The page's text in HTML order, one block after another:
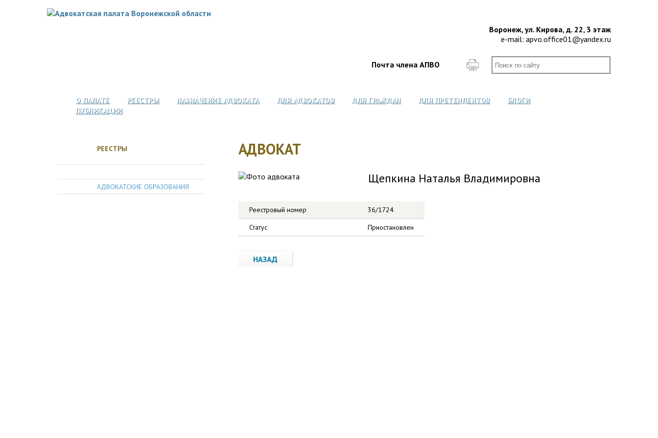
Воронеж, ул. Кирова, д. 22, 3 этаж
e-mail: apvo.office01@yandex.ru
Почта члена АПВО
О ПАЛАТЕ РЕЕСТРЫ НАЗНАЧЕНИЕ АДВОКАТА ДЛЯ АДВОКАТОВ ДЛЯ ГРАЖДАН ДЛЯ ПРЕТЕНДЕНТОВ
БЛОГИ
ПУБЛИКАЦИИ
РЕЕСТРЫ
АДВОКАТСКИЕ ОБРАЗОВАНИЯ
АДВОКАТ
Щепкина Наталья Владимировна
Реестровый номер
36/1724
Статус
Приостановлен
НАЗАД